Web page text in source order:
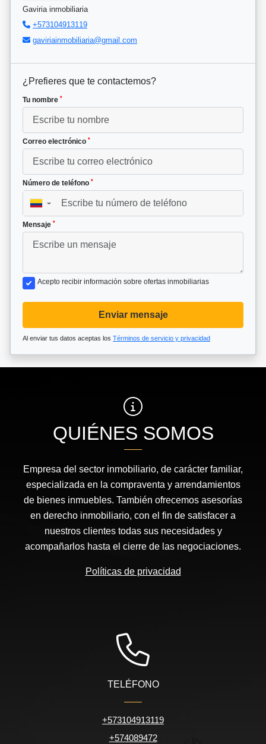
Gaviria inmobiliaria
+573104913119
gaviriainmobiliaria@gmail.com
¿Prefieres que te contactemos?
Tu nombre *
Correo electrónico *
Número de teléfono *
▼
Mensaje *
Acepto recibir información sobre ofertas inmobiliarias
Enviar mensaje
Al enviar tus datos aceptas los Términos de servicio y privacidad
QUIÉNES SOMOS
Empresa del sector inmobiliario, de carácter familiar,
especializada en la compraventa y arrendamientos
de bienes inmuebles. También ofrecemos asesorías
en derecho inmobiliario, con el fin de satisfacer a
nuestros clientes todas sus necesidades y
acompañarlos hasta el cierre de las negociaciones.
Políticas de privacidad
TELÉFONO
+573104913119
+574089472